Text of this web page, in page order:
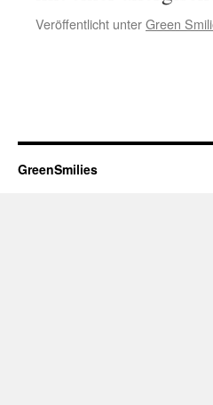
Veröffentlicht unterGreen
GreenSmilies